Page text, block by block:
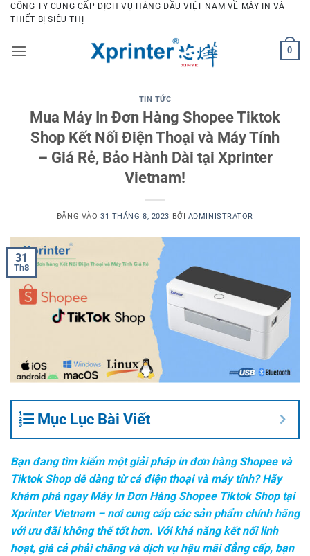
Bỏ
qua
dung
CÔNG TY CUNG CẤP DỊCH VỤ HÀNG ĐẦU VIỆT NAM VỀ MÁY IN VÀ
THIẾT BỊ SIÊU THỊ
0
TIN TỨC
Mua Máy In Đơn Hàng Shopee Tiktok
Shop Kết Nối Điện Thoại và Máy Tính
– Giá Rẻ, Bảo Hành Dài tại Xprinter
Vietnam!
ĐĂNG VÀO 31 THÁNG 8, 2023 BỞI ADMINISTRATOR
31
Th8
Mục Lục Bài Viết
Bạn đang tìm kiếm một giải pháp in đơn hàng Shopee và
Tiktok Shop dễ dàng từ cả điện thoại và máy tính? Hãy
khám phá ngay Máy In Đơn Hàng Shopee Tiktok Shop tại
Xprinter Vietnam – nơi cung cấp các sản phẩm chính hãng
với ưu đãi không thể tốt hơn. Với khả năng kết nối linh
hoạt, giá cả phải chăng và dịch vụ hậu mãi đẳng cấp, bạn